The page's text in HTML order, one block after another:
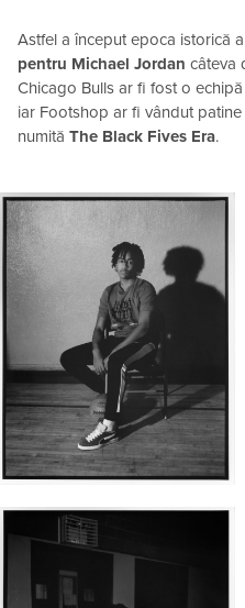
Astfel a început epoca istorică
pentru Michael Jordan câteva
Chicago Bulls ar fi fost o
iar Footshop ar fi vândut
numită The Black Fives Era.